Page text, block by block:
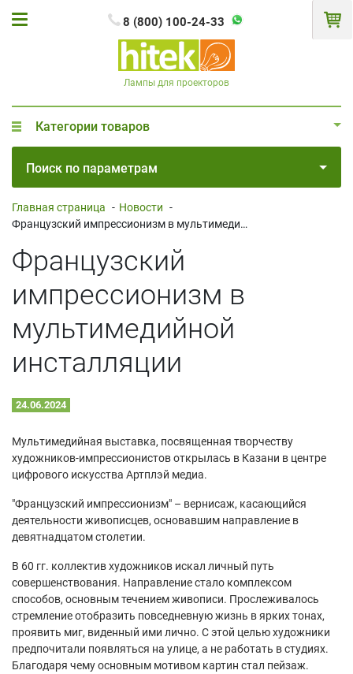
8 (800) 100-24-33
Лампы для проекторов
Категории товаров
Поиск по параметрам
Главная страница - Новости -
Французский импрессионизм в мультимедийной инсталляции
Французский
импрессионизм в
мультимедийной
инсталляции
24.06.2024
Мультимедийная выставка, посвященная творчеству
художников-импрессионистов открылась в Казани в центре
цифрового искусства Артплэй медиа.
"Французский импрессионизм" – вернисаж, касающийся
деятельности живописцев, основавшим направление в
девятнадцатом столетии.
В 60 гг. коллектив художников искал личный путь
совершенствования. Направление стало комплексом
способов, основным течением живописи. Прослеживалось
стремление отобразить повседневную жизнь в ярких тонах,
проявить миг, виденный ими лично. С этой целью художники
предпочитали появляться на улице, а не работать в студиях.
Благодаря чему основным мотивом картин стал пейзаж.